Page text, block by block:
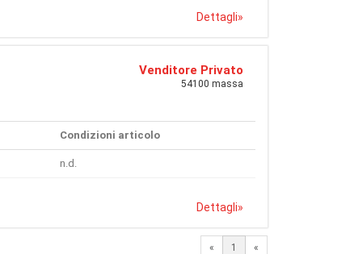
Dettagli»
Venditore Privato
54100 massa
Condizioni articolo
n.d.
Dettagli»
« 1 «